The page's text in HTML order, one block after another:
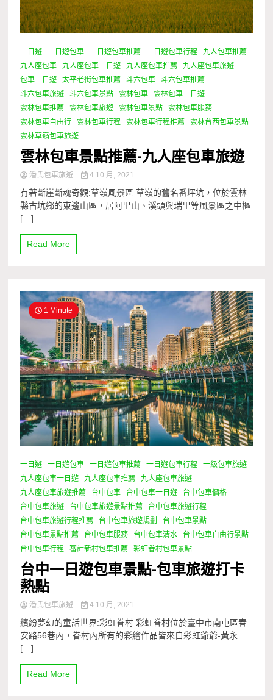
一日遊 一日遊包車 一日遊包車推薦 一日遊包車行程
九人包車推薦
九人座包車
九人座包車一日遊 九人座包車推薦
九人座包車旅遊
包車一日遊
太平老街包車推薦 斗六包車
斗六包車推薦
斗六包車旅遊
斗六包車景點 雲林包車
雲林包車一日遊
雲林包車推薦
雲林包車旅遊 雲林包車景點
雲林包車服務
雲林包車自由行
雲林包車行程 雲林包車行程推薦
雲林台西包車景點
雲林草嶺包車旅遊
雲林包車景點推薦-九人座包車旅遊
潘氏包車旅遊 4 10 月, 2021
有著斷崖斷魂奇觀:草嶺風景區 草嶺的舊名番坪坑，位於雲林
縣古坑鄉的東邊山區，居阿里山、溪頭與瑞里等風景區之中樞
[…]...
Read More
1 Minute
一日遊 一日遊包車 一日遊包車推薦 一日遊包車行程
一級包車旅遊
九人座包車一日遊
九人座包車推薦
九人座包車旅遊
九人座包車旅遊推薦
台中包車 台中包車一日遊
台中包車價格
台中包車旅遊
台中包車旅遊景點推薦
台中包車旅遊行程
台中包車旅遊行程推薦
台中包車旅遊規劃
台中包車景點
台中包車景點推薦
台中包車服務 台中包車清水
台中包車自由行景點
台中包車行程
審計新村包車推薦 彩虹眷村包車景點
台中一日遊包車景點-包車旅遊打卡
熱點
潘氏包車旅遊 4 10 月, 2021
繽紛夢幻的童話世界:彩虹眷村 彩虹眷村位於臺中市南屯區春
安路56巷內，眷村內所有的彩繪作品皆來自彩虹爺爺-黃永
[…]...
Read More